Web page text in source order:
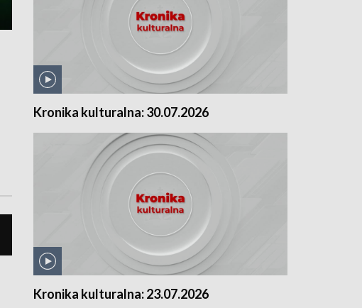
Kronika kulturalna: 30.07.2026
Kronika kulturalna: 23.07.2026